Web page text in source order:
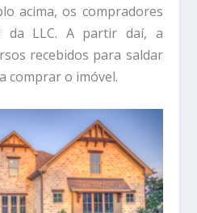
acima, os compradores
da LLC. A partir daí, a
recebidos para saldar
comprar o imóvel.